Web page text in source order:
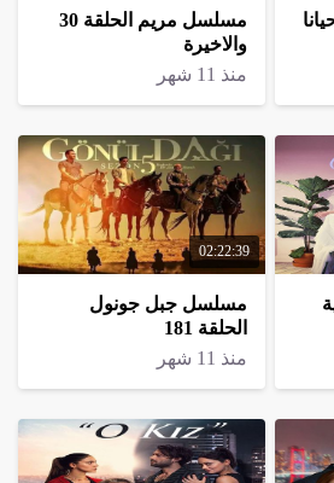
مسلسل مريم الحلقة 30
والاخيرة
منذ 11 شهر
02:22:39
مسلسل جبل جونول
الحلقة 181
منذ 11 شهر